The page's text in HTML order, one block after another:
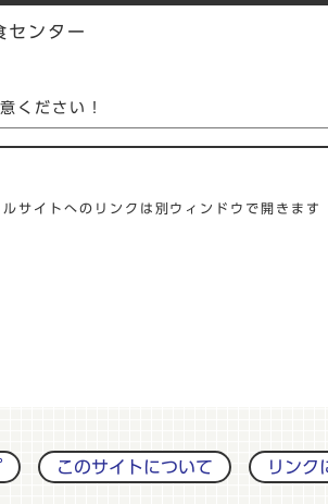
センター
ください！
ルサイトへのリンクは別ウィンドウで開きます
このサイトについて リンク